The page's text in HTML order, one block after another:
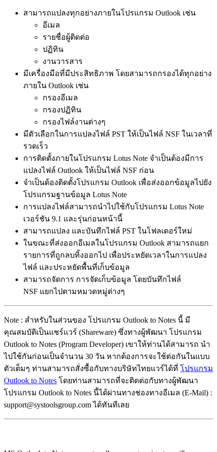
สามารถแปลงทุกอย่างภายในโปรแกรม Outlook เช่น
อีเมล
รายชื่อผู้ติดต่อ
ปฏิทิน
งานวารสาร
มีเครื่องมือที่มีประสิทธิภาพ โดยสามารถกรองได้ทุกอย่าง
ภายใน Outlook เช่น
กรองอีเมล
กรองปฏิทิน
กรองไฟล์งานต่างๆ
มีตัวเลือกในการแปลงไฟล์ PST ให้เป็นไฟล์ NSF ในเวลาที่
รวดเร็ว
การติดตั้งภายในโปรแกรม Lotus Note จำเป็นต้องมีการ
แปลงไฟล์ Outlook ให้เป็นไฟล์ NSF ก่อน
จำเป็นต้องติดตั้งโปรแกรม Outlook เพื่อส่งออกข้อมูลไปยัง
โปรแกรมฐานข้อมูล Lotus Note
การแปลงไฟล์สามารถนำไปใช้กับโปรแกรม Lotus Note
เวอร์ชัน 9.1 และรุ่นก่อนหน้านี้
สามารถแปลง และบันทึกไฟล์ PST ในโฟลเดอร์ใหม่
ในขณะที่ส่งออกอีเมลในโปรแกรม Outlook สามารถแยก
รายการที่ถูกลบทิ้งออกไป เพื่อประหยัดเวลาในการแปลง
ไฟล์ และประหยัดพื้นที่เก็บข้อมูล
สามารถจัดการ การจัดเก็บข้อมูล โดยบันทึกไฟล์
NSF แยกไปตามหมวดหมู่ต่างๆ
Note : สำหรับในส่วนของ โปรแกรม Outlook to Notes นี้ มี
คุณสมบัติเป็นแชร์แวร์ (Shareware) ซึ่งทางผู้พัฒนา โปรแกรม
Outlook to Notes (Program Developer) เขาให้ท่านได้สามารถ นำ
ไปใช้กันก่อนเป็นจำนวน 30 วัน หากต้องการจะใช้ต่อกันในแบบ
ตัวเต็มๆ ท่านสามารถสั่งซื้อกับทางบริษัทไทยแวร์ได้ที่ โปรแกรม
Outlook to Notes โดยท่านสามารถที่จะติดต่อกับทางผู้พัฒนา
โปรแกรม Outlook to Notes นี้ได้ผ่านทางช่องทางอีเมล (E-Mail) :
support@systoolsgroup.com ได้ทันทีเลย